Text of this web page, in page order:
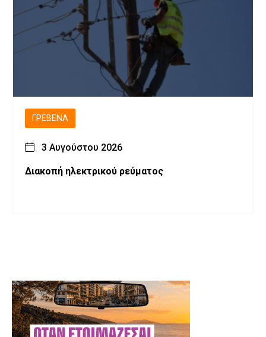
ΓΡΕΒΕΝΆ
3 Αυγούστου 2026
Διακοπή ηλεκτρικού ρεύματος